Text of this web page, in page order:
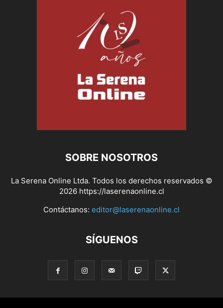
SOBRE NOSOTROS
La Serena Online Ltda. Todos los derechos reservados ©
2026 https://laserenaonline.cl
Contáctanos: editor@laserenaonline.cl
SÍGUENOS